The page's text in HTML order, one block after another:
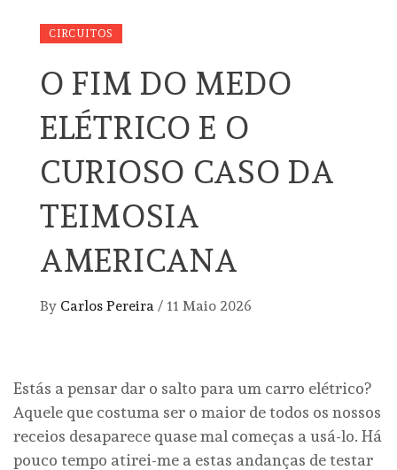
CIRCUITOS
O FIM DO MEDO
ELÉTRICO E O
CURIOSO CASO DA
TEIMOSIA
AMERICANA
By Carlos Pereira / 11 Maio 2026
Estás a pensar dar o salto para um carro elétrico?
Aquele que costuma ser o maior de todos os nossos
receios desaparece quase mal começas a usá-lo. Há
pouco tempo atirei-me a estas andanças de testar